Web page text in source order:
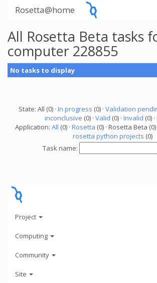
Rosetta@home
All Rosetta Beta tasks
computer 228855
No tasks to display
State: All (0) · In progress (0) · Validation
inconclusive (0) · Valid (0) · Invalid (0) ·
Application: All (0) · Rosetta (0) · Rosetta Beta (0)
rosetta python projects (0)
Task name:
Project
Computing
Community
Site